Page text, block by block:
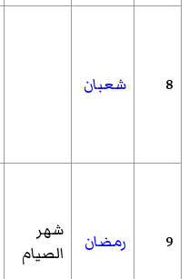
8 شعبان
9 رمضان
شهر
الصيام